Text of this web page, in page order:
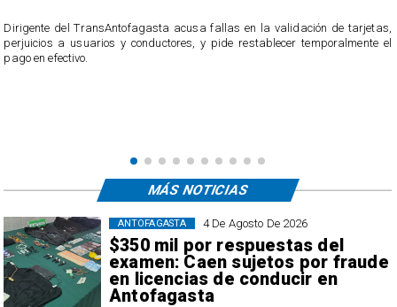
​Dirigente del TransAntofagasta acusa fallas en la validación de tarjetas,
perjuicios a usuarios y conductores, y pide restablecer temporalmente el
pago en efectivo.
4 De Agosto De 2026
$350 mil por respuestas del
examen: Caen sujetos por fraude
en licencias de conducir en
Antofagasta
ANTOFAGASTA
MÁS NOTICIAS